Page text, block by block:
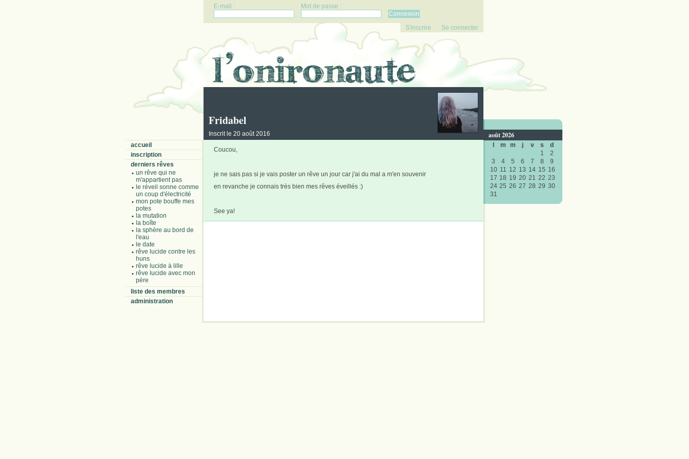
E-mail : Mot de passe :
S'inscrire Se connecter
Fridabel
Inscrit le 20 août 2016
accueil
inscription
derniers rêves
un rêve qui ne
m'appartient pas
le réveil sonne comme
un coup d'électricité
mon pote bouffe mes
potes
la mutation
la boîte
la sphère au bord de
l'eau
le date
rêve lucide contre les
huns
rêve lucide à lille
rêve lucide avec mon
père
liste des membres
administration
août 2026
m m j v s
d
1
2
3
4 5 6 7 8
9
10 11 12 13 14 15 16
17 18 19 20 21 22 23
24 25 26 27 28 29 30
31
Coucou,
je ne sais pas si je vais poster un rêve un jour car j'ai du mal a m'en souvenir
en revanche je connais très bien mes rêves éveillés :)
See ya!